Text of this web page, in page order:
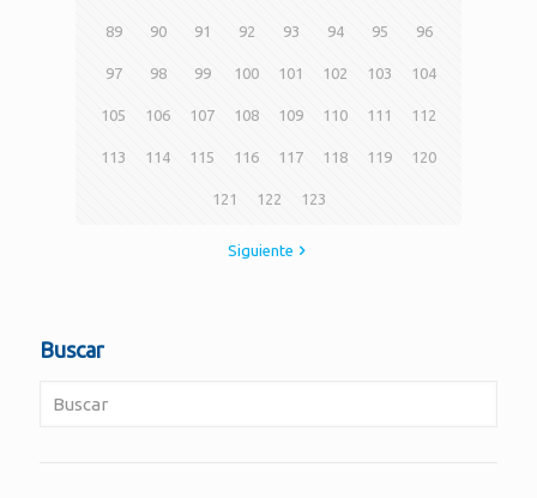
89 90 91 92 93 94 95 96
97 98 99 100 101 102 103 104
105 106 107 108 109 110 111 112
113 114 115 116 117 118 119 120
121 122 123
Siguiente
Buscar